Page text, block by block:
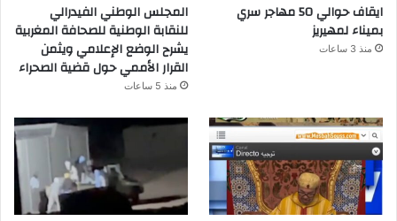
ايقاف حوالي 50 مهاجر سري
بميناء لمهيريز
منذ 3 ساعات
المجلس الوطني الفيدرالي
للنقابة الوطنية للصحافة المغربية
يشرح الوضع الإعلامي ويثمن
القرار الأممي حول قضية الصحراء
منذ 5 ساعات